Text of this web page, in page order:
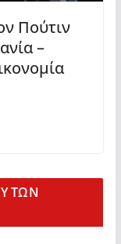
Πούτιν
–
ΤΩΝ